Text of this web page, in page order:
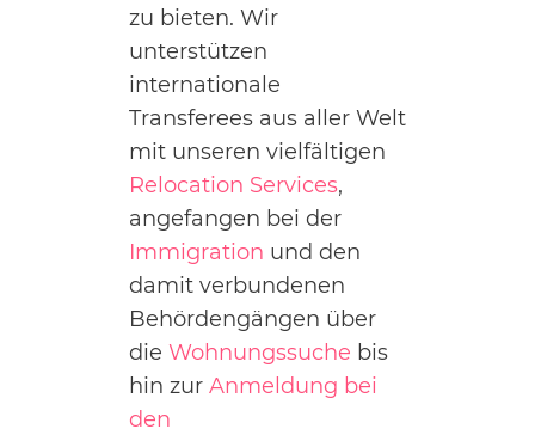
zu bieten. Wir
unterstützen
internationale
Transferees aus aller Welt
mit unseren vielfältigen
Relocation Services,
angefangen bei der
Immigration und den
damit verbundenen
Behördengängen über
die Wohnungssuche bis
hin zur Anmeldung bei
den